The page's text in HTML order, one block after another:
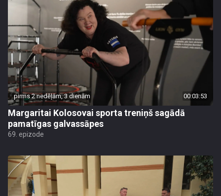
pirms 2 nedēļām, 3 dienām 00:03:53
Margaritai Kolosovai sporta treniņš sagādā
pamatīgas galvassāpes
69. epizode